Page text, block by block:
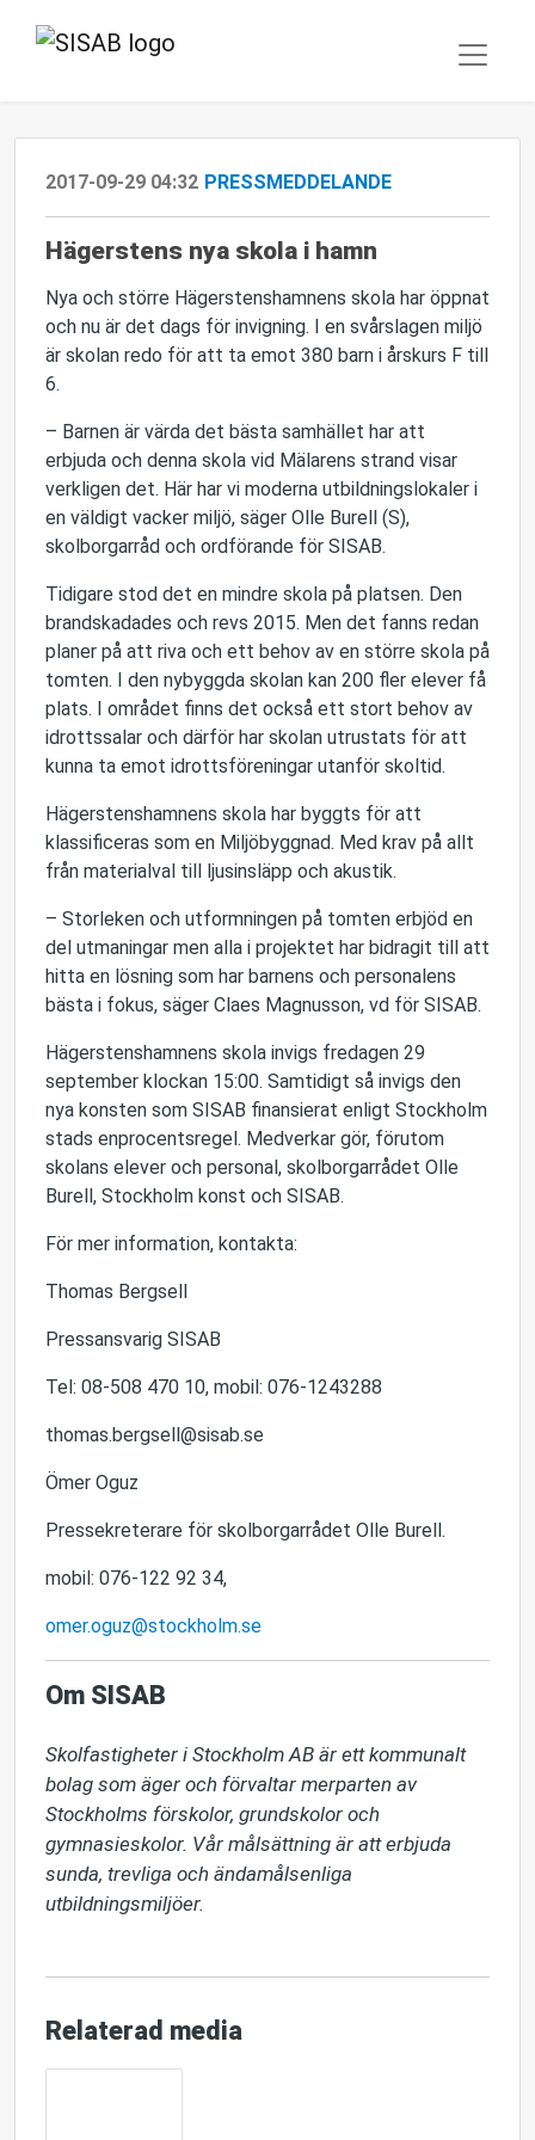
2017-09-29 04:32 PRESSMEDDELANDE
Hägerstens nya skola i hamn
Nya och större Hägerstenshamnens skola har öppnat
och nu är det dags för invigning. I en svårslagen miljö
är skolan redo för att ta emot 380 barn i årskurs F till
6.
– Barnen är värda det bästa samhället har att
erbjuda och denna skola vid Mälarens strand visar
verkligen det. Här har vi moderna utbildningslokaler i
en väldigt vacker miljö, säger Olle Burell (S),
skolborgarråd och ordförande för SISAB.
Tidigare stod det en mindre skola på platsen. Den
brandskadades och revs 2015. Men det fanns redan
planer på att riva och ett behov av en större skola på
tomten. I den nybyggda skolan kan 200 fler elever få
plats. I området finns det också ett stort behov av
idrottssalar och därför har skolan utrustats för att
kunna ta emot idrottsföreningar utanför skoltid.
Hägerstenshamnens skola har byggts för att
klassificeras som en Miljöbyggnad. Med krav på allt
från materialval till ljusinsläpp och akustik.
– Storleken och utformningen på tomten erbjöd en
del utmaningar men alla i projektet har bidragit till att
hitta en lösning som har barnens och personalens
bästa i fokus, säger Claes Magnusson, vd för SISAB.
Hägerstenshamnens skola invigs fredagen 29
september klockan 15:00. Samtidigt så invigs den
nya konsten som SISAB finansierat enligt Stockholm
stads enprocentsregel. Medverkar gör, förutom
skolans elever och personal, skolborgarrådet Olle
Burell, Stockholm konst och SISAB.
För mer information, kontakta:
Thomas Bergsell
Pressansvarig SISAB
Tel: 08-508 470 10, mobil: 076-1243288
thomas.bergsell@sisab.se
Ömer Oguz
Pressekreterare för skolborgarrådet Olle Burell.
mobil: 076-122 92 34,
omer.oguz@stockholm.se
Om SISAB
Skolfastigheter i Stockholm AB är ett kommunalt
bolag som äger och förvaltar merparten av
Stockholms förskolor, grundskolor och
gymnasieskolor. Vår målsättning är att erbjuda
sunda, trevliga och ändamålsenliga
utbildningsmiljöer.
Relaterad media